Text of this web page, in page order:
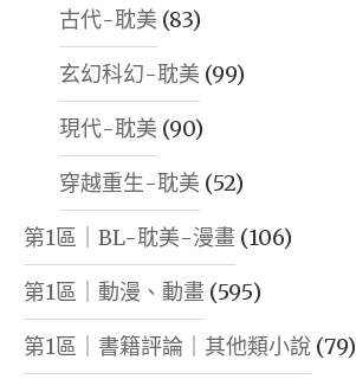
古代-耽美 (83)
玄幻科幻-耽美 (99)
現代-耽美 (90)
穿越重生-耽美 (52)
第1區｜BL-耽美-漫畫 (106)
第1區｜動漫、動畫 (595)
第1區｜書籍評論｜其他類小說 (79)